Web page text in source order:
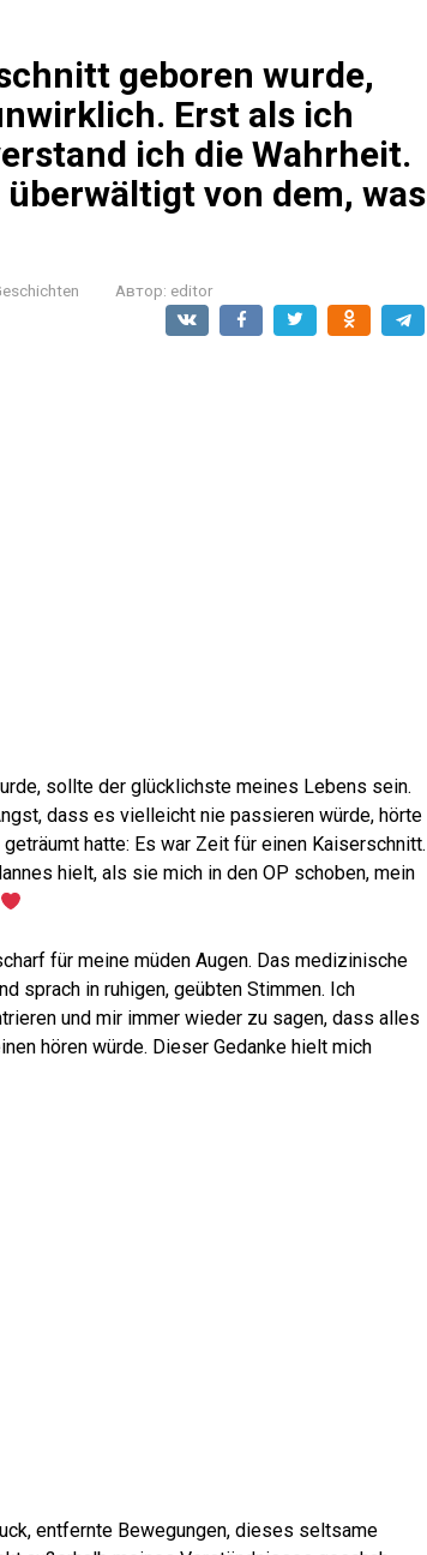
geboren wurde,
Erst als ich
ich die Wahrheit.
von dem, was
Автор: editor
sollte der glücklichste meines Lebens sein.
dass es vielleicht nie passieren würde, hörte
hatte: Es war Zeit für einen Kaiserschnitt.
hielt, als sie mich in den OP schoben, mein
für meine müden Augen. Das medizinische
sprach in ruhigen, geübten Stimmen. Ich
und mir immer wieder zu sagen, dass alles
hören würde. Dieser Gedanke hielt mich
entfernte Bewegungen, dieses seltsame